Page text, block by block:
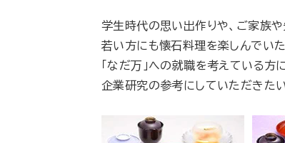
学生時代の思い出作りや、ご家族
若い方にも懐石料理を楽しんでい
「なだ万」への就職を考えている方
企業研究の参考にしていただきたい